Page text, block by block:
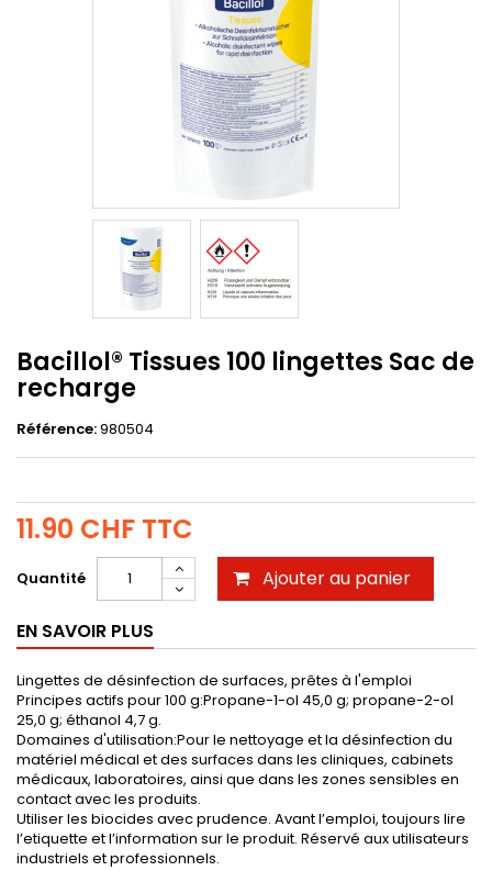
Bacillol® Tissues 100 lingettes Sac de
recharge
Référence:980504
11.90 CHF TTC
Quantité Ajouter au panier
EN SAVOIR PLUS
Lingettes de désinfection de surfaces, prêtes à l'emploi
Principes actifs pour 100 g:Propane-1-ol 45,0 g; propane-2-ol
25,0 g; éthanol 4,7 g.
Domaines d'utilisation:Pour le nettoyage et la désinfection du
matériel médical et des surfaces dans les cliniques, cabinets
médicaux, laboratoires, ainsi que dans les zones sensibles en
contact avec les produits.
Utiliser les biocides avec prudence. Avant l’emploi, toujours lire
l’etiquette et l’information sur le produit. Réservé aux utilisateurs
industriels et professionnels.